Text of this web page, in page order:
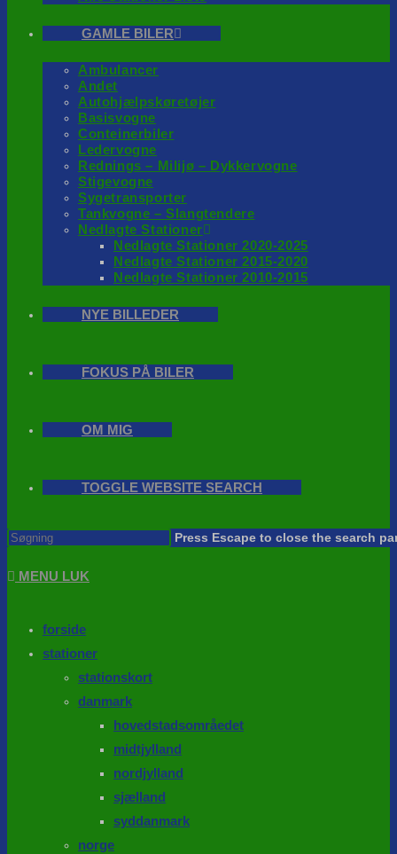
GAMLE BILER
Ambulancer
Andet
Autohjælpskøretøjer
Basisvogne
Conteinerbiler
Ledervogne
Rednings – Milijø – Dykkervogne
Stigevogne
Sygetransporter
Tankvogne – Slangtendere
Nedlagte Stationer
Nedlagte Stationer 2020-2025
Nedlagte Stationer 2015-2020
Nedlagte Stationer 2010-2015
NYE BILLEDER
FOKUS PÅ BILER
OM MIG
TOGGLE WEBSITE SEARCH
Press Escape to close the search
MENU LUK
forside
stationer
stationskort
danmark
hovedstadsområedet
midtjylland
nordjylland
sjælland
syddanmark
norge